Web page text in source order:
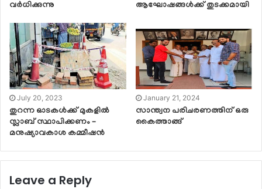
വർധിക്കുന്നു
ആഘോഷങ്ങൾക്ക് തുടക്കമായി
July 20, 2023
തുറന്ന ഓടകൾക്ക് മുകളിൽ
സ്ലാബ് സ്ഥാപിക്കണം –
മനുഷ്യാവകാശ കമ്മീഷൻ
January 21, 2024
സാന്ത്വന പരിചരണത്തിന് ഒരു
കൈത്താങ്ങ്
Leave a Reply